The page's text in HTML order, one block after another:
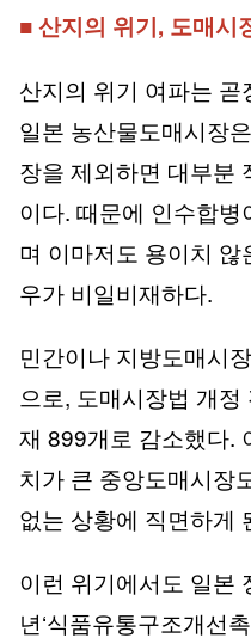
■ 산지의 위기, 도매시
산지의 위기 여파는
일본 농산물도매시장
장을 제외하면 대부분
이다. 때문에 인수합
며 이마저도 용이치
우가 비일비재하다.
민간이나 지방도매시
으로, 도매시장법 개
재 899개로 감소했다.
치가 큰 중앙도매시장
없는 상황에 직면하게
이런 위기에서도 일본
년‘식품유통구조개선